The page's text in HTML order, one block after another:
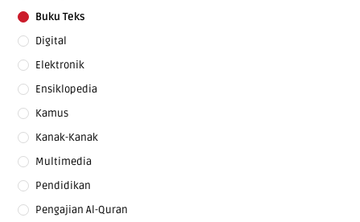
Buku Teks
Digital
Elektronik
Ensiklopedia
Kamus
Kanak-Kanak
Multimedia
Pendidikan
Pengajian Al-Quran